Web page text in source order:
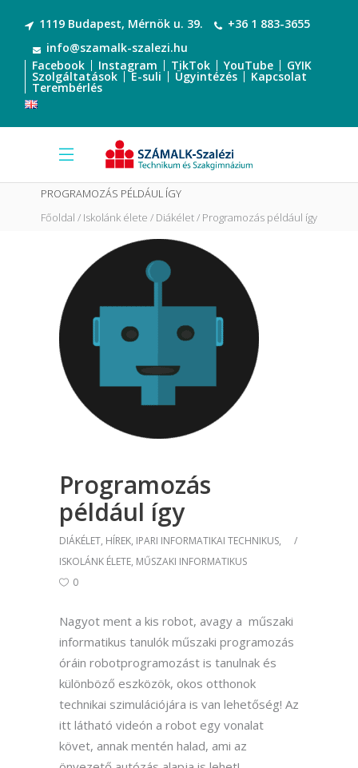
1119 Budapest, Mérnök u. 39.
+36 1 883-3655
info@szamalk-szalezi.hu
Facebook
Instagram TikTok YouTube GYIK
Szolgáltatások E-suli Ügyintézés Kapcsolat
Terembérlés
PROGRAMOZÁS PÉLDÁUL ÍGY
Főoldal Iskolánk élete Diákélet Programozás például így
Programozás
például így
DIÁKÉLET, HÍREK, IPARI INFORMATIKAI TECHNIKUS,
ISKOLÁNK ÉLETE, MŰSZAKI INFORMATIKUS
0
Nagyot ment a kis robot, avagy a műszaki
informatikus tanulók műszaki programozás
óráin robotprogramozást is tanulnak és
különböző eszközök, okos otthonok
technikai szimulációjára is van lehetőség! Az
itt látható videón a robot egy vonalat
követ, annak mentén halad, ami az